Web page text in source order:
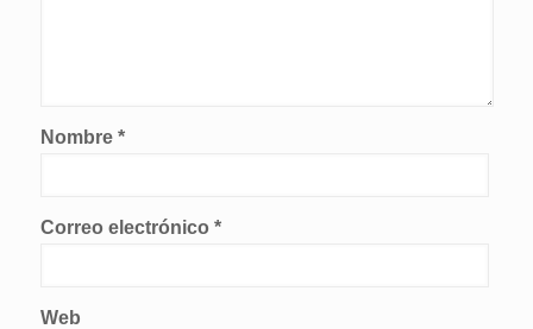
Nombre *
Correo electrónico *
Web